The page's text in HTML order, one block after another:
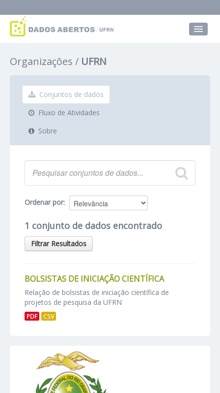
Grupos
Sobre
Organizações UFRN
Conjuntos de dados
Fluxo de Atividades
Sobre
Ordenar por
1 conjunto de dados encontrado
Filtrar Resultados
BOLSISTAS DE INICIAÇÃO CIENTÍFICA
Relação de bolsistas de iniciação científica de
projetos de pesquisa da UFRN
PDF CSV